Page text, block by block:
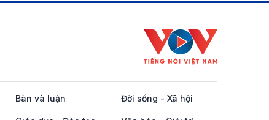
Bàn và luận Đời sống - Xã hội